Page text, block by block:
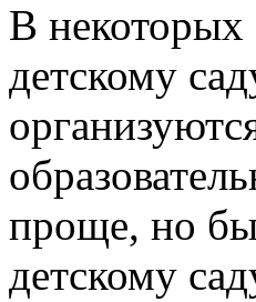
В некоторых
детскому
проще, но
детскому